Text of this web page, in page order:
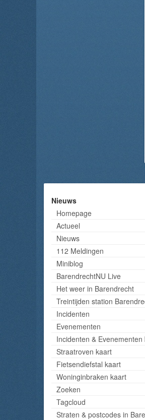
Nieuws
Homepage
Actueel
Nieuws
112 Meldingen
Miniblog
BarendrechtNU Live
Het weer in Barendrecht
Treintijden station
Incidenten
Evenementen
Incidenten & Evenementen
Straatroven kaart
Fietsendiefstal kaart
Woninginbraken kaart
Zoeken
Tagcloud
Straten & postcodes in